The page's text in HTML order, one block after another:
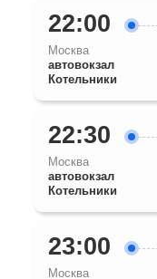
22:00
Москва
автовокзал
Котельники
22:30
Москва
автовокзал
Котельники
23:00
Москва